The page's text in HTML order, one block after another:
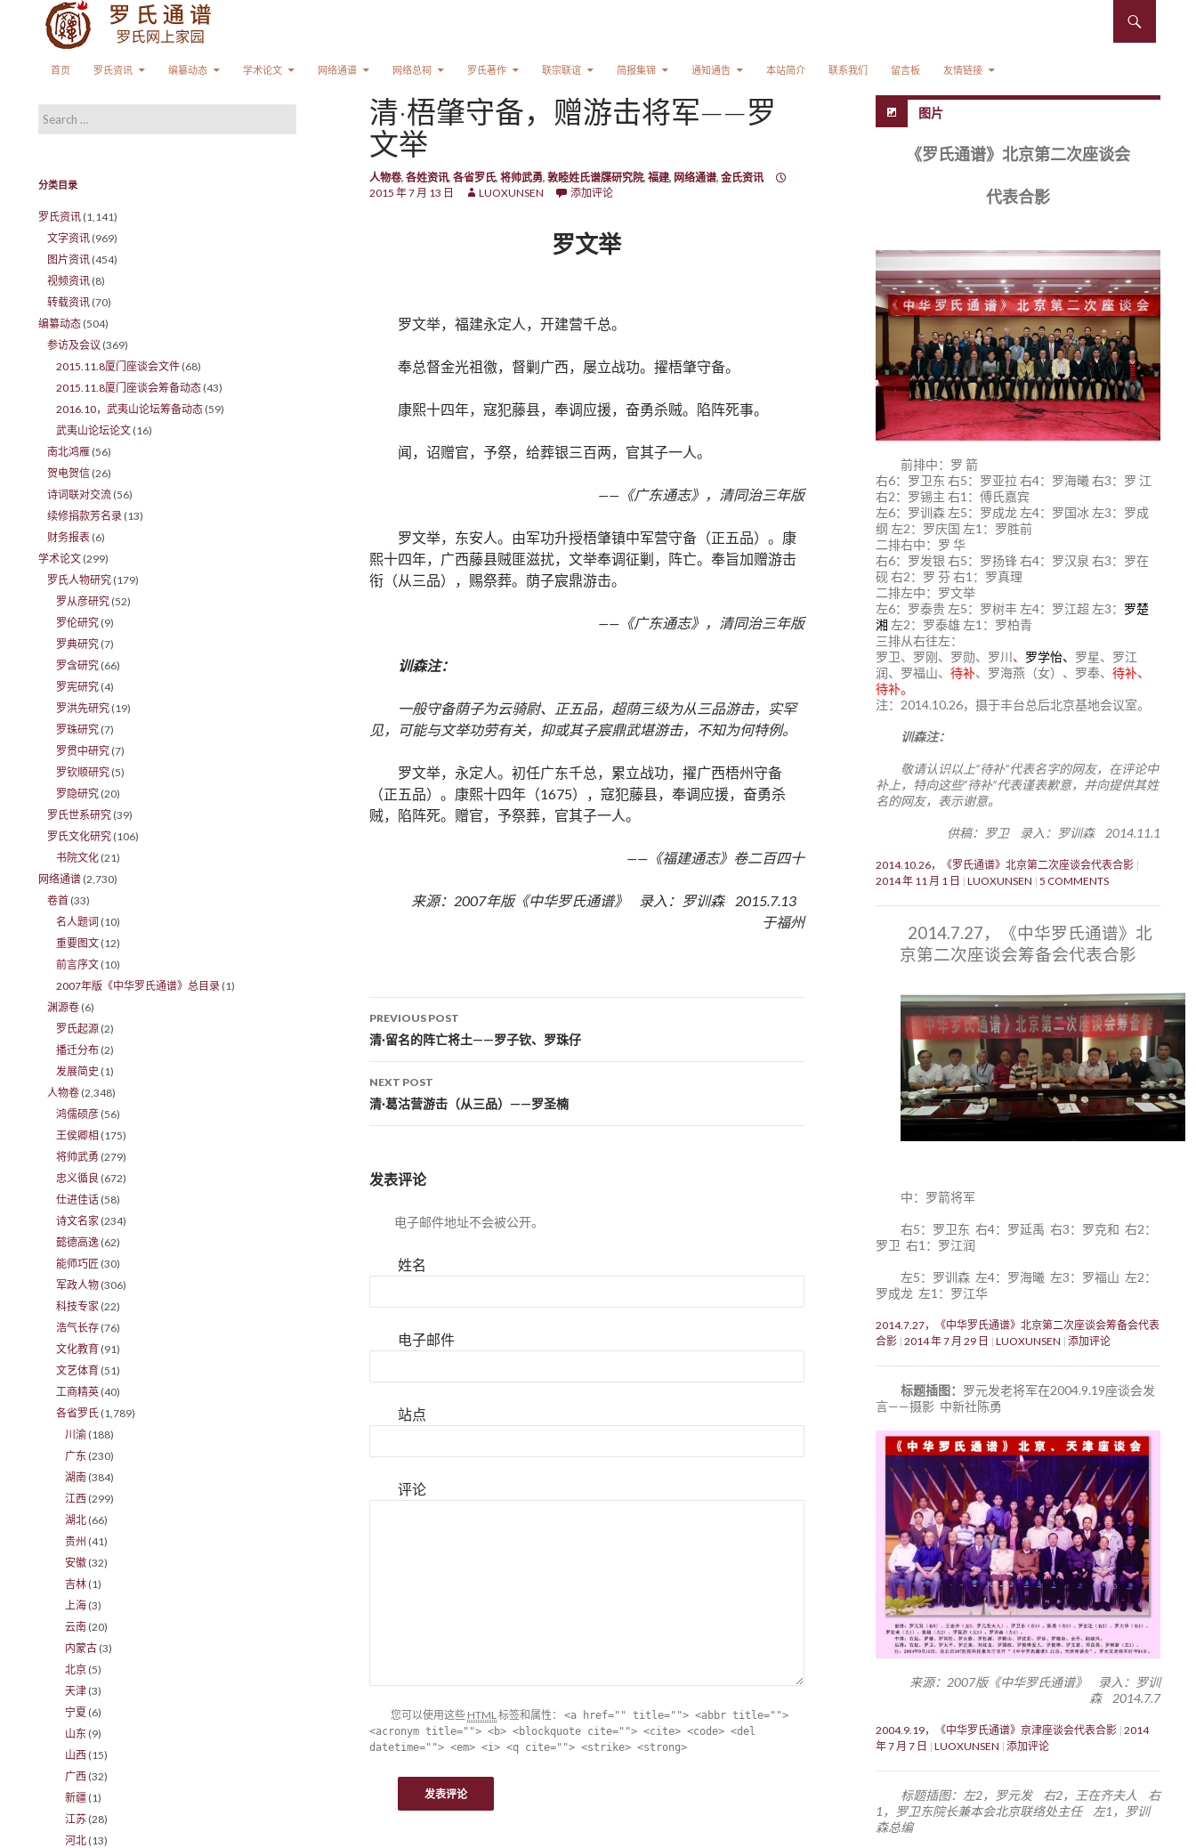
首页
罗氏资讯 编纂动态 学术论文 网络通谱 网络总祠 罗氏著作 联宗联谊 简报集锦 通知通告 本站简介 联系我们 留言板 友情链接
清·梧肇守备，赠游击将军——罗
文举
人物卷, 各姓资讯, 各省罗氏, 将帅武勇, 敦睦姓氏谱牒研究院, 福建, 网络通谱, 金氏资讯
2015 年 7 月 13 日
LUOXUNSEN 添加评论
罗文举
罗文举，福建永定人，开建营千总。
奉总督金光祖徼，督剿广西，屡立战功。擢梧肇守备。
康熙十四年，寇犯藤县，奉调应援，奋勇杀贼。陷阵死事。
闻，诏赠官，予祭，给葬银三百两，官其子一人。
——《广东通志》，清同治三年版
罗文举，东安人。由军功升授梧肇镇中军营守备（正五品）。康
熙十四年，广西藤县贼匪滋扰，文举奉调征剿，阵亡。奉旨加赠游击
衔（从三品），赐祭葬。荫子宸鼎游击。
——《广东通志》，清同治三年版
训森注：
一般守备荫子为云骑尉、正五品，超荫三级为从三品游击，实罕
见，可能与文举功劳有关，抑或其子宸鼎武堪游击，不知为何特例。
罗文举，永定人。初任广东千总，累立战功，擢广西梧州守备
（正五品）。康熙十四年（1675），寇犯藤县，奉调应援，奋勇杀
贼，陷阵死。赠官，予祭葬，官其子一人。
——《福建通志》卷二百四十
来源：2007年版《中华罗氏通谱》 录入：罗训森 2015.7.13
于福州
Post navigation
PREVIOUS POST
清·留名的阵亡将土——罗子钦、罗珠仔
NEXT POST
清·葛沽营游击（从三品）——罗圣楠
发表评论
电子邮件地址不会被公开。
姓名
电子邮件
站点
评论
您可以使用这些 HTML标签和属性： <a href="" title=""> <abbr title="">
<acronym title=""> <b> <blockquote cite=""> <cite> <code> <del
datetime=""> <em> <i> <q cite=""> <strike> <strong>
图片
《罗氏通谱》北京第二次座谈会
代表合影
前排中：罗 箭
右6：罗卫东 右5：罗亚拉 右4：罗海曦 右3：罗 江
右2：罗锡主 右1：傅氏嘉宾
左6：罗训森 左5：罗成龙 左4：罗国冰 左3：罗成
纲 左2：罗庆国 左1：罗胜前
二排右中：罗 华
右6：罗发银 右5：罗扬锋 右4：罗汉泉 右3：罗在
砚 右2：罗 芬 右1：罗真理
二排左中：罗文举
左6：罗泰贵 左5：罗树丰 左4：罗江超 左3： 罗楚
湘 左2：罗泰雄 左1：罗柏青
三排从右往左：
罗卫、罗刚、罗勋、罗川、 罗学怡、 罗星、罗江
润、罗福山、 待补、罗海燕（女）、罗奉、 待补、
待补。
注：2014.10.26，摄于丰台总后北京基地会议室。
训森注：
敬请认识以上“待补”代表名字的网友，在评论中
补上，特向这些“待补”代表谨表歉意，并向提供其姓
名的网友，表示谢意。
供稿：罗卫 录入：罗训森 2014.11.1
2014.10.26，《罗氏通谱》北京第二次座谈会代表合影
2014 年 11 月 1 日
LUOXUNSEN 5 COMMENTS
2014.7.27，《中华罗氏通谱》北
京第二次座谈会筹备会代表合影
中：罗箭将军
右5：罗卫东 右4：罗延禹 右3：罗克和 右2：
罗卫 右1：罗江润
左5：罗训森 左4：罗海曦 左3：罗福山 左2：
罗成龙 左1：罗江华
2014.7.27，《中华罗氏通谱》北京第二次座谈会筹备会代表
合影 2014 年 7 月 29 日 LUOXUNSEN 添加评论
标题插图： 罗元发老将军在2004.9.19座谈会发
言——摄影 中新社陈勇
来源：2007版《中华罗氏通谱》 录入：罗训
森 2014.7.7
2004.9.19，《中华罗氏通谱》京津座谈会代表合影 2014
年 7 月 7 日
LUOXUNSEN 添加评论
标题插图：左2，罗元发 右2，王在齐夫人 右
1，罗卫东院长兼本会北京联络处主任 左1，罗训
森总编
Search for:
分类目录
罗氏资讯 (1,141)
文字资讯 (969)
图片资讯 (454)
视频资讯 (8)
转载资讯 (70)
编纂动态 (504)
参访及会议 (369)
2015.11.8厦门座谈会文件 (68)
2015.11.8厦门座谈会筹备动态 (43)
2016.10，武夷山论坛筹备动态 (59)
武夷山论坛论文 (16)
南北鸿雁 (56)
贺电贺信 (26)
诗词联对交流 (56)
续修捐款芳名录 (13)
财务报表 (6)
学术论文 (299)
罗氏人物研究 (179)
罗从彦研究 (52)
罗伦研究 (9)
罗典研究 (7)
罗含研究 (66)
罗宪研究 (4)
罗洪先研究 (19)
罗珠研究 (7)
罗贯中研究 (7)
罗钦顺研究 (5)
罗隐研究 (20)
罗氏世系研究 (39)
罗氏文化研究 (106)
书院文化 (21)
网络通谱 (2,730)
卷首 (33)
名人题词 (10)
重要图文 (12)
前言序文 (10)
2007年版《中华罗氏通谱》总目录 (1)
渊源卷 (6)
罗氏起源 (2)
播迁分布 (2)
发展简史 (1)
人物卷 (2,348)
鸿儒硕彦 (56)
王侯卿相 (175)
将帅武勇 (279)
忠义循良 (672)
仕进佳话 (58)
诗文名家 (234)
懿德高逸 (62)
能师巧匠 (30)
军政人物 (306)
科技专家 (22)
浩气长存 (76)
文化教育 (91)
文艺体育 (51)
工商精英 (40)
各省罗氏 (1,789)
川渝 (188)
广东 (230)
湖南 (384)
江西 (299)
湖北 (66)
贵州 (41)
安徽 (32)
吉林 (1)
上海 (3)
云南 (20)
内蒙古 (3)
北京 (5)
天津 (3)
宁夏 (6)
山东 (9)
山西 (15)
广西 (32)
新疆 (1)
江苏 (28)
河北 (13)